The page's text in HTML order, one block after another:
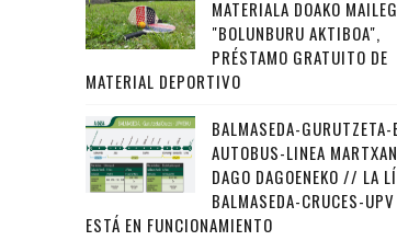
MATERIALA DOAKO
"BOLUNBURU AKTIBOA",
PRÉSTAMO GRATUITO DE
MATERIAL DEPORTIVO
BALMASEDA-GURUTZETA-
AUTOBUS-LINEA MARTXAN
DAGO DAGOENEKO // LA
BALMASEDA-CRUCES-UPV
ESTÁ EN FUNCIONAMIENTO